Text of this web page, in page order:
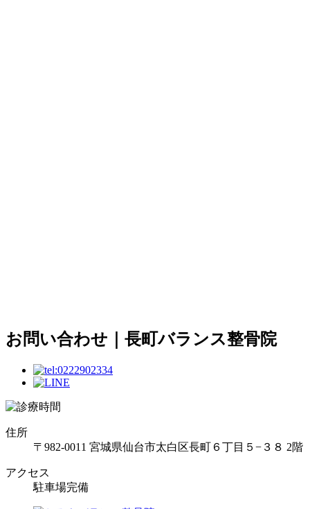
お問い合わせ｜長町バランス整骨院
住所
〒982-0011 宮城県仙台市太白区長町６丁目５−３８ 2階
アクセス
駐車場完備